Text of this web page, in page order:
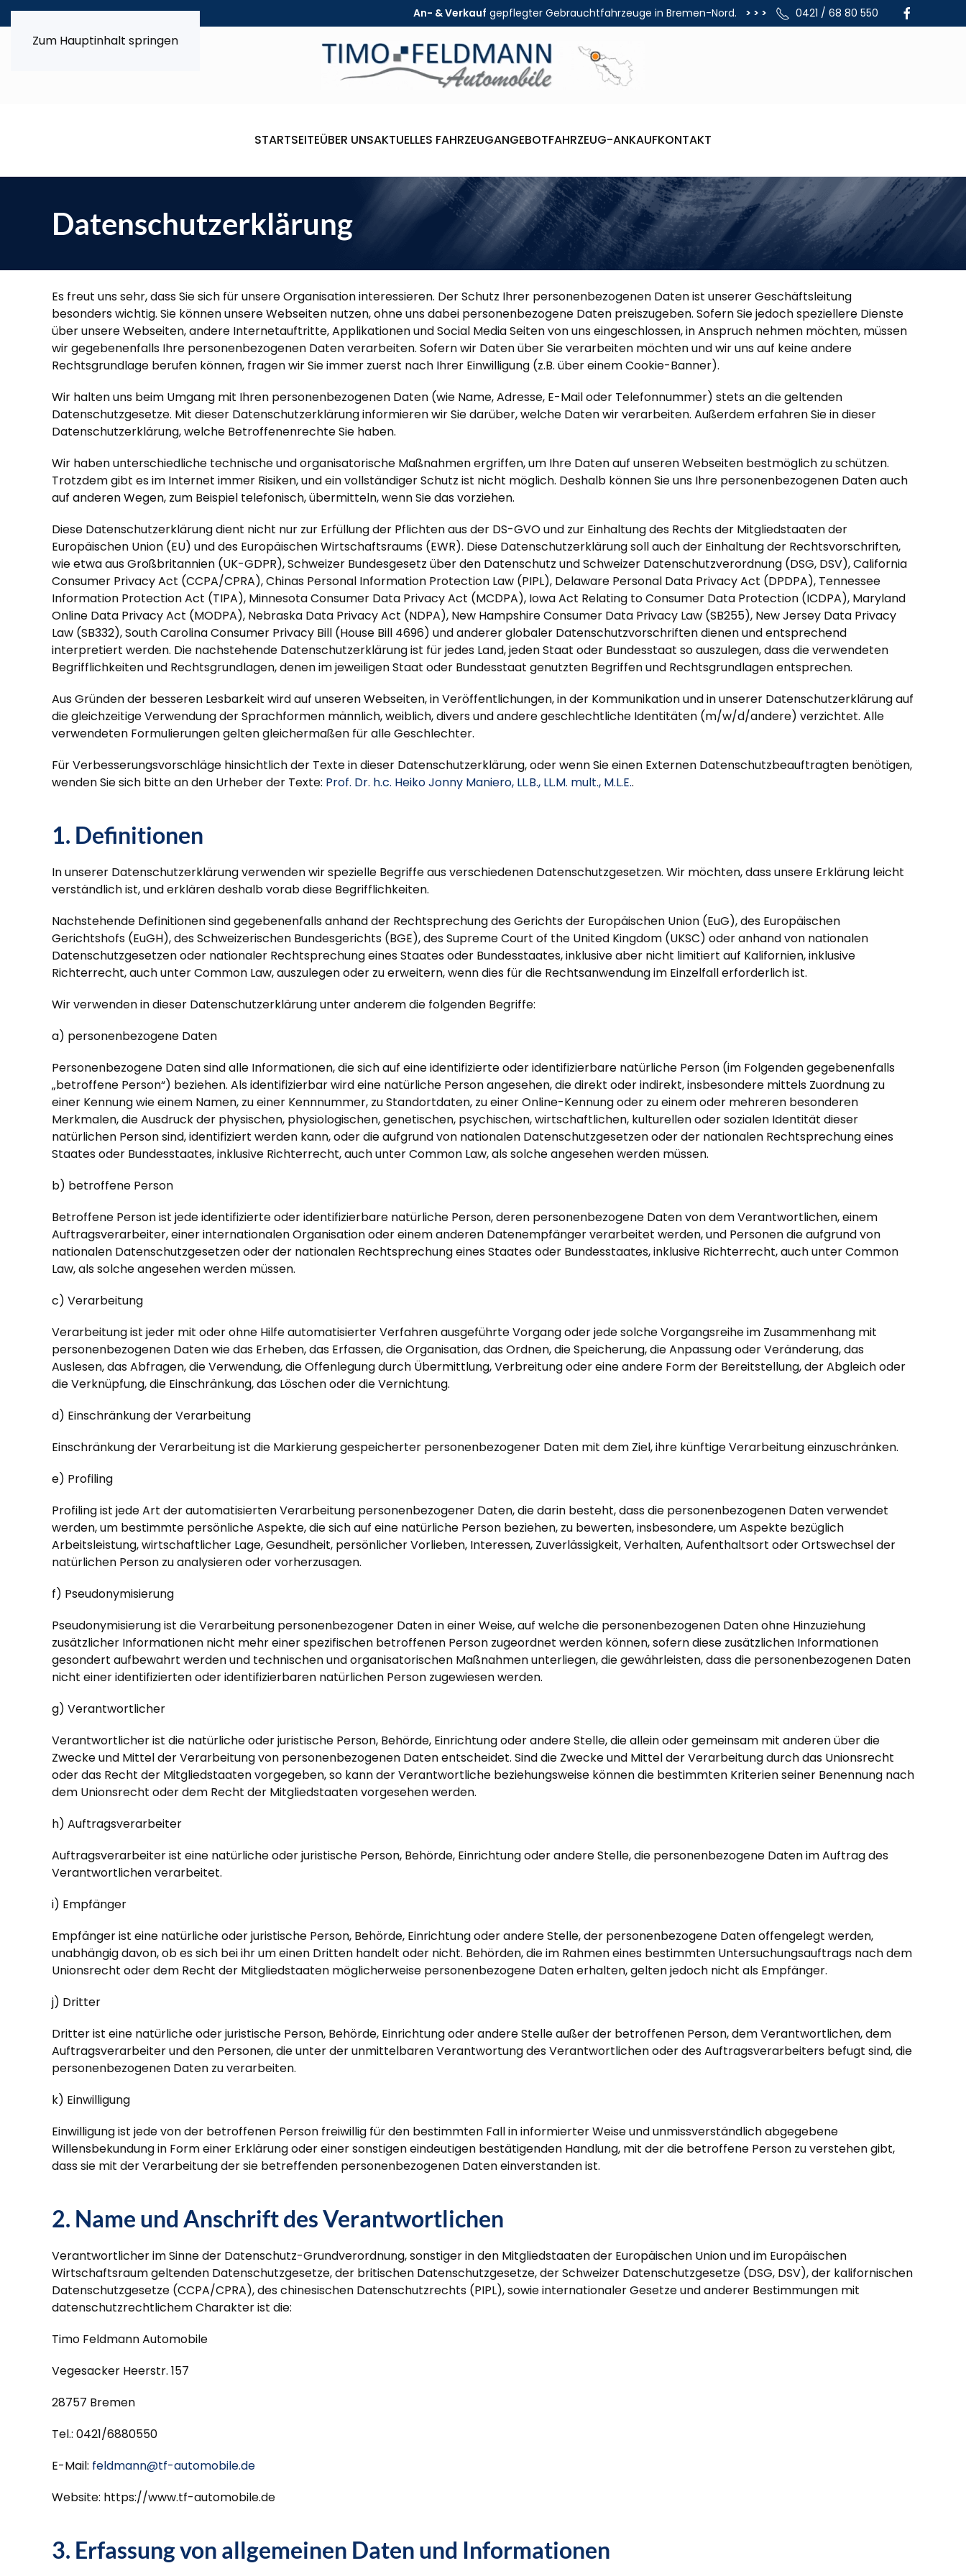
Zum Hauptinhalt springen
An- & Verkauf gepflegter Gebrauchtfahrzeuge in Bremen-Nord. > > > 0421 / 68 80 550
STARTSEITEÜBER UNSAKTUELLES FAHRZEUGANGEBOTFAHRZEUG-ANKAUFKONTAKT
Datenschutzerklärung
Es freut uns sehr, dass Sie sich für unsere Organisation interessieren. Der Schutz Ihrer personenbezogenen Daten ist unserer Geschäftsleitung
besonders wichtig. Sie können unsere Webseiten nutzen, ohne uns dabei personenbezogene Daten preiszugeben. Sofern Sie jedoch speziellere Dienste
über unsere Webseiten, andere Internetauftritte, Applikationen und Social Media Seiten von uns eingeschlossen, in Anspruch nehmen möchten, müssen
wir gegebenenfalls Ihre personenbezogenen Daten verarbeiten. Sofern wir Daten über Sie verarbeiten möchten und wir uns auf keine andere
Rechtsgrundlage berufen können, fragen wir Sie immer zuerst nach Ihrer Einwilligung (z.B. über einem Cookie-Banner).
Wir halten uns beim Umgang mit Ihren personenbezogenen Daten (wie Name, Adresse, E-Mail oder Telefonnummer) stets an die geltenden
Datenschutzgesetze. Mit dieser Datenschutzerklärung informieren wir Sie darüber, welche Daten wir verarbeiten. Außerdem erfahren Sie in dieser
Datenschutzerklärung, welche Betroffenenrechte Sie haben.
Wir haben unterschiedliche technische und organisatorische Maßnahmen ergriffen, um Ihre Daten auf unseren Webseiten bestmöglich zu schützen.
Trotzdem gibt es im Internet immer Risiken, und ein vollständiger Schutz ist nicht möglich. Deshalb können Sie uns Ihre personenbezogenen Daten auch
auf anderen Wegen, zum Beispiel telefonisch, übermitteln, wenn Sie das vorziehen.
Diese Datenschutzerklärung dient nicht nur zur Erfüllung der Pflichten aus der DS-GVO und zur Einhaltung des Rechts der Mitgliedstaaten der
Europäischen Union (EU) und des Europäischen Wirtschaftsraums (EWR). Diese Datenschutzerklärung soll auch der Einhaltung der Rechtsvorschriften,
wie etwa aus Großbritannien (UK-GDPR), Schweizer Bundesgesetz über den Datenschutz und Schweizer Datenschutzverordnung (DSG, DSV), California
Consumer Privacy Act (CCPA/CPRA), Chinas Personal Information Protection Law (PIPL), Delaware Personal Data Privacy Act (DPDPA), Tennessee
Information Protection Act (TIPA), Minnesota Consumer Data Privacy Act (MCDPA), Iowa Act Relating to Consumer Data Protection (ICDPA), Maryland
Online Data Privacy Act (MODPA), Nebraska Data Privacy Act (NDPA), New Hampshire Consumer Data Privacy Law (SB255), New Jersey Data Privacy
Law (SB332), South Carolina Consumer Privacy Bill (House Bill 4696) und anderer globaler Datenschutzvorschriften dienen und entsprechend
interpretiert werden. Die nachstehende Datenschutzerklärung ist für jedes Land, jeden Staat oder Bundesstaat so auszulegen, dass die verwendeten
Begrifflichkeiten und Rechtsgrundlagen, denen im jeweiligen Staat oder Bundesstaat genutzten Begriffen und Rechtsgrundlagen entsprechen.
Aus Gründen der besseren Lesbarkeit wird auf unseren Webseiten, in Veröffentlichungen, in der Kommunikation und in unserer Datenschutzerklärung auf
die gleichzeitige Verwendung der Sprachformen männlich, weiblich, divers und andere geschlechtliche Identitäten (m/w/d/andere) verzichtet. Alle
verwendeten Formulierungen gelten gleichermaßen für alle Geschlechter.
Für Verbesserungsvorschläge hinsichtlich der Texte in dieser Datenschutzerklärung, oder wenn Sie einen Externen Datenschutzbeauftragten benötigen,
wenden Sie sich bitte an den Urheber der Texte: Prof. Dr. h.c. Heiko Jonny Maniero, LL.B., LL.M. mult., M.L.E..
1. Definitionen
In unserer Datenschutzerklärung verwenden wir spezielle Begriffe aus verschiedenen Datenschutzgesetzen. Wir möchten, dass unsere Erklärung leicht
verständlich ist, und erklären deshalb vorab diese Begrifflichkeiten.
Nachstehende Definitionen sind gegebenenfalls anhand der Rechtsprechung des Gerichts der Europäischen Union (EuG), des Europäischen
Gerichtshofs (EuGH), des Schweizerischen Bundesgerichts (BGE), des Supreme Court of the United Kingdom (UKSC) oder anhand von nationalen
Datenschutzgesetzen oder nationaler Rechtsprechung eines Staates oder Bundesstaates, inklusive aber nicht limitiert auf Kalifornien, inklusive
Richterrecht, auch unter Common Law, auszulegen oder zu erweitern, wenn dies für die Rechtsanwendung im Einzelfall erforderlich ist.
Wir verwenden in dieser Datenschutzerklärung unter anderem die folgenden Begriffe:
a) personenbezogene Daten
Personenbezogene Daten sind alle Informationen, die sich auf eine identifizierte oder identifizierbare natürliche Person (im Folgenden gegebenenfalls
„betroffene Person“) beziehen. Als identifizierbar wird eine natürliche Person angesehen, die direkt oder indirekt, insbesondere mittels Zuordnung zu
einer Kennung wie einem Namen, zu einer Kennnummer, zu Standortdaten, zu einer Online-Kennung oder zu einem oder mehreren besonderen
Merkmalen, die Ausdruck der physischen, physiologischen, genetischen, psychischen, wirtschaftlichen, kulturellen oder sozialen Identität dieser
natürlichen Person sind, identifiziert werden kann, oder die aufgrund von nationalen Datenschutzgesetzen oder der nationalen Rechtsprechung eines
Staates oder Bundesstaates, inklusive Richterrecht, auch unter Common Law, als solche angesehen werden müssen.
b) betroffene Person
Betroffene Person ist jede identifizierte oder identifizierbare natürliche Person, deren personenbezogene Daten von dem Verantwortlichen, einem
Auftragsverarbeiter, einer internationalen Organisation oder einem anderen Datenempfänger verarbeitet werden, und Personen die aufgrund von
nationalen Datenschutzgesetzen oder der nationalen Rechtsprechung eines Staates oder Bundesstaates, inklusive Richterrecht, auch unter Common
Law, als solche angesehen werden müssen.
c) Verarbeitung
Verarbeitung ist jeder mit oder ohne Hilfe automatisierter Verfahren ausgeführte Vorgang oder jede solche Vorgangsreihe im Zusammenhang mit
personenbezogenen Daten wie das Erheben, das Erfassen, die Organisation, das Ordnen, die Speicherung, die Anpassung oder Veränderung, das
Auslesen, das Abfragen, die Verwendung, die Offenlegung durch Übermittlung, Verbreitung oder eine andere Form der Bereitstellung, der Abgleich oder
die Verknüpfung, die Einschränkung, das Löschen oder die Vernichtung.
d) Einschränkung der Verarbeitung
Einschränkung der Verarbeitung ist die Markierung gespeicherter personenbezogener Daten mit dem Ziel, ihre künftige Verarbeitung einzuschränken.
e) Profiling
Profiling ist jede Art der automatisierten Verarbeitung personenbezogener Daten, die darin besteht, dass die personenbezogenen Daten verwendet
werden, um bestimmte persönliche Aspekte, die sich auf eine natürliche Person beziehen, zu bewerten, insbesondere, um Aspekte bezüglich
Arbeitsleistung, wirtschaftlicher Lage, Gesundheit, persönlicher Vorlieben, Interessen, Zuverlässigkeit, Verhalten, Aufenthaltsort oder Ortswechsel der
natürlichen Person zu analysieren oder vorherzusagen.
f) Pseudonymisierung
Pseudonymisierung ist die Verarbeitung personenbezogener Daten in einer Weise, auf welche die personenbezogenen Daten ohne Hinzuziehung
zusätzlicher Informationen nicht mehr einer spezifischen betroffenen Person zugeordnet werden können, sofern diese zusätzlichen Informationen
gesondert aufbewahrt werden und technischen und organisatorischen Maßnahmen unterliegen, die gewährleisten, dass die personenbezogenen Daten
nicht einer identifizierten oder identifizierbaren natürlichen Person zugewiesen werden.
g) Verantwortlicher
Verantwortlicher ist die natürliche oder juristische Person, Behörde, Einrichtung oder andere Stelle, die allein oder gemeinsam mit anderen über die
Zwecke und Mittel der Verarbeitung von personenbezogenen Daten entscheidet. Sind die Zwecke und Mittel der Verarbeitung durch das Unionsrecht
oder das Recht der Mitgliedstaaten vorgegeben, so kann der Verantwortliche beziehungsweise können die bestimmten Kriterien seiner Benennung nach
dem Unionsrecht oder dem Recht der Mitgliedstaaten vorgesehen werden.
h) Auftragsverarbeiter
Auftragsverarbeiter ist eine natürliche oder juristische Person, Behörde, Einrichtung oder andere Stelle, die personenbezogene Daten im Auftrag des
Verantwortlichen verarbeitet.
i) Empfänger
Empfänger ist eine natürliche oder juristische Person, Behörde, Einrichtung oder andere Stelle, der personenbezogene Daten offengelegt werden,
unabhängig davon, ob es sich bei ihr um einen Dritten handelt oder nicht. Behörden, die im Rahmen eines bestimmten Untersuchungsauftrags nach dem
Unionsrecht oder dem Recht der Mitgliedstaaten möglicherweise personenbezogene Daten erhalten, gelten jedoch nicht als Empfänger.
j) Dritter
Dritter ist eine natürliche oder juristische Person, Behörde, Einrichtung oder andere Stelle außer der betroffenen Person, dem Verantwortlichen, dem
Auftragsverarbeiter und den Personen, die unter der unmittelbaren Verantwortung des Verantwortlichen oder des Auftragsverarbeiters befugt sind, die
personenbezogenen Daten zu verarbeiten.
k) Einwilligung
Einwilligung ist jede von der betroffenen Person freiwillig für den bestimmten Fall in informierter Weise und unmissverständlich abgegebene
Willensbekundung in Form einer Erklärung oder einer sonstigen eindeutigen bestätigenden Handlung, mit der die betroffene Person zu verstehen gibt,
dass sie mit der Verarbeitung der sie betreffenden personenbezogenen Daten einverstanden ist.
2. Name und Anschrift des Verantwortlichen
Verantwortlicher im Sinne der Datenschutz-Grundverordnung, sonstiger in den Mitgliedstaaten der Europäischen Union und im Europäischen
Wirtschaftsraum geltenden Datenschutzgesetze, der britischen Datenschutzgesetze, der Schweizer Datenschutzgesetze (DSG, DSV), der kalifornischen
Datenschutzgesetze (CCPA/CPRA), des chinesischen Datenschutzrechts (PIPL), sowie internationaler Gesetze und anderer Bestimmungen mit
datenschutzrechtlichem Charakter ist die:
Timo Feldmann Automobile
Vegesacker Heerstr. 157
28757 Bremen
Tel.: 0421/6880550
E-Mail: feldmann@tf-automobile.de
Website: https://www.tf-automobile.de
3. Erfassung von allgemeinen Daten und Informationen